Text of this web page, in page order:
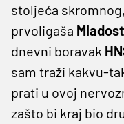
stoljeća
prvoligaša Mladost
dnevni boravak
sam traži kakvu-
prati u ovoj
zašto bi kraj bio